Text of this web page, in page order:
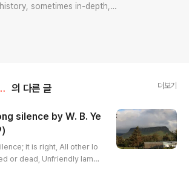
sometimes in-depth,
resist any common sense or
의 다른 글 더보기
silence by W. B. Ye
it is right, All other lo
or dead, Unfriendly lampli